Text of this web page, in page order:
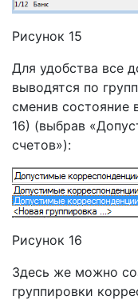
Рисунок 15
Для удобства все
выводятся по
сменив состояние
16) (выбрав
счетов»):
Рисунок 16
Здесь же можно
группировки